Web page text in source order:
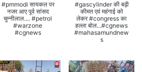
#pmmodi सायकल पर
नजर आए पूर्व सांसद
चुन्नीलाल.... #petrol
#warzone
#cgnews
#gascylinder की बढ़ी
कीमत एवं महंगाई को
लेकर #congress का
हल्ला बोल...#cgnews
#mahasamundnew
s